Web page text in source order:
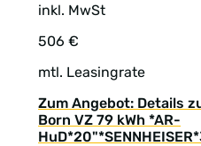
inkl. MwSt
506 €
mtl. Leasingrate
Zum Angebot: Details
Born VZ 79 kWh *AR-